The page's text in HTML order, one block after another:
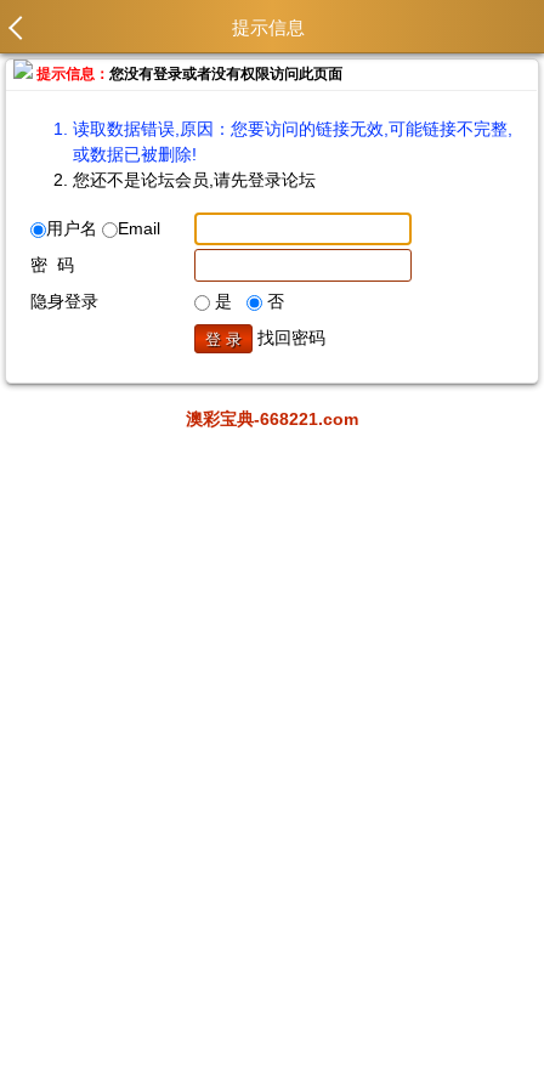
提示信息
提示信息：您没有登录或者没有权限访问此页面
读取数据错误,原因：您要访问的链接无效,可能链接不完整,
或数据已被删除!
您还不是论坛会员,请先登录论坛
用户名
Email
密 码
隐身登录
是
否
找回密码
澳彩宝典-668221.com